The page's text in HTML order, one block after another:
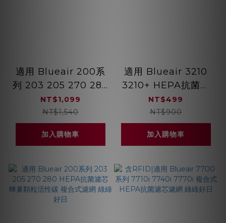
適用 Blueair 200系
列 203 205 270 280
HEPA抗菌濾芯 蜂巢
顆粒活性碳 複合式濾
網 綠綠好日
NT$1,099
NT$1,540
加入購物車
適用 Blueair 3210
3210+ HEPA抗菌濾
芯 活性碳濾棉 複合式
濾網 綠綠好日
NT$499
NT$900
加入購物車